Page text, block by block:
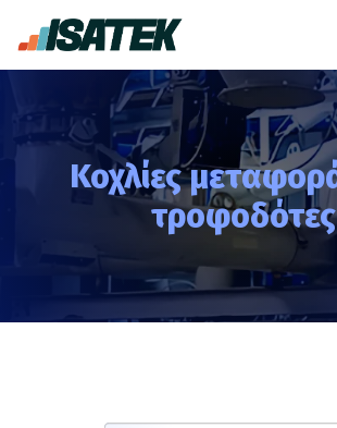
Κοχλίες
τροφοδότες